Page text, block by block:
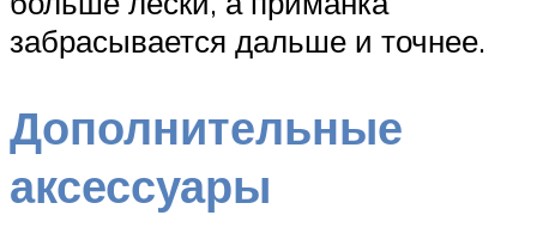
забрасывается дальше и точнее.
Дополнительные
аксессуары